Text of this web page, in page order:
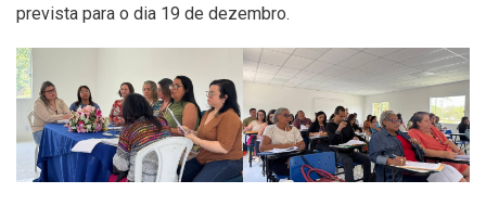
prevista para o dia 19 de dezembro.